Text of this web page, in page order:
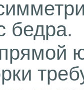
бедра.